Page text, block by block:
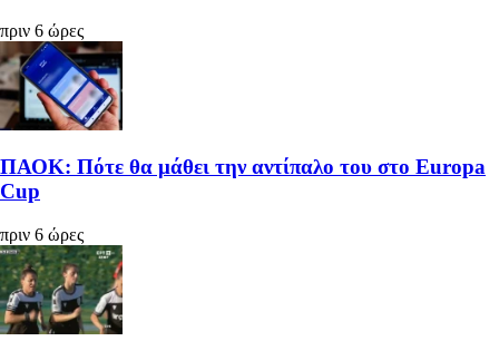
πριν 6 ώρες
ΠΑΟΚ: Πότε θα μάθει την αντίπαλο του στο Europa
Cup
πριν 6 ώρες